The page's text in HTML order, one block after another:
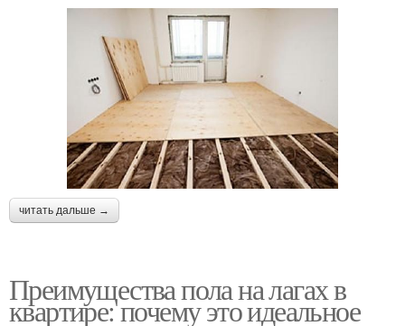
читать дальше →
Преимущества пола на лагах в
квартире: почему это идеальное